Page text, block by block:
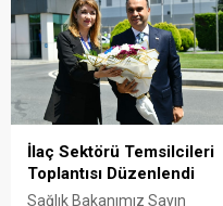
etti. Yerlika CEO’su Dr. Hasan
Zeytin ve Yerlika Firması
yetkilileri tarafından
karşılanan Bakan
Memişoğlu ardından
fabrikaya geçerek şirketin
faaliyetleri ve üretim
süreçleri hakkında...
İlaç Sektörü Temsilcileri
Toplantısı Düzenlendi
Sağlık Bakanımız Sayın